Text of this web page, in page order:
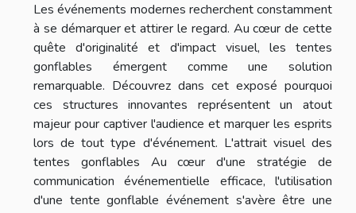
Les événements modernes recherchent constamment
à se démarquer et attirer le regard. Au cœur de cette
quête d'originalité et d'impact visuel, les tentes
gonflables émergent comme une solution
remarquable. Découvrez dans cet exposé pourquoi
ces structures innovantes représentent un atout
majeur pour captiver l'audience et marquer les esprits
lors de tout type d'événement. L'attrait visuel des
tentes gonflables Au cœur d'une stratégie de
communication événementielle efficace, l'utilisation
d'une tente gonflable événement s'avère être une